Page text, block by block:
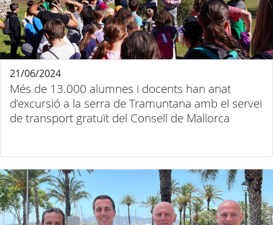
Més de 13.000 alumnes i docents han anat
d’excursió a la serra de Tramuntana amb el servei
de transport gratuït del Consell de Mallorca
21/06/2024